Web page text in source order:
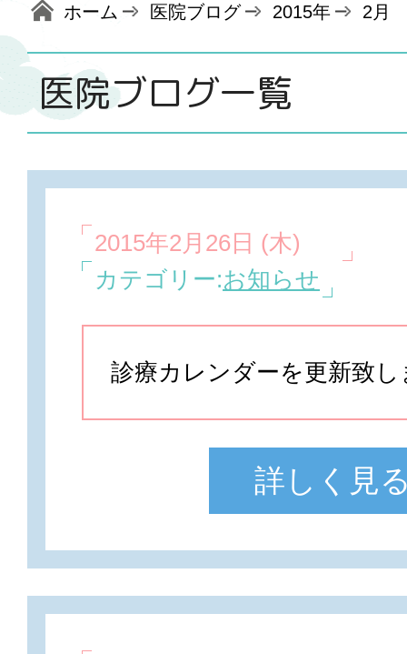
ホーム 医院ブログ 2015年 2月
医院ブログ一覧
2015年2月26日 (木)
カテゴリー:お知らせ
診療カレンダーを更新致
詳しく見